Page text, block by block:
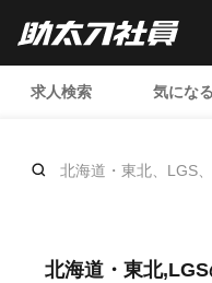
求人検索 気になる
北海道・東北、LGS、
北海道・東北